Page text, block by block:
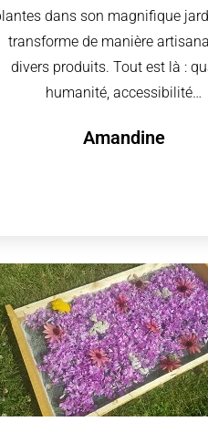
dans son magnifique
transforme de manière
divers produits. Tout est là :
humanité, accessibilité…
Amandine